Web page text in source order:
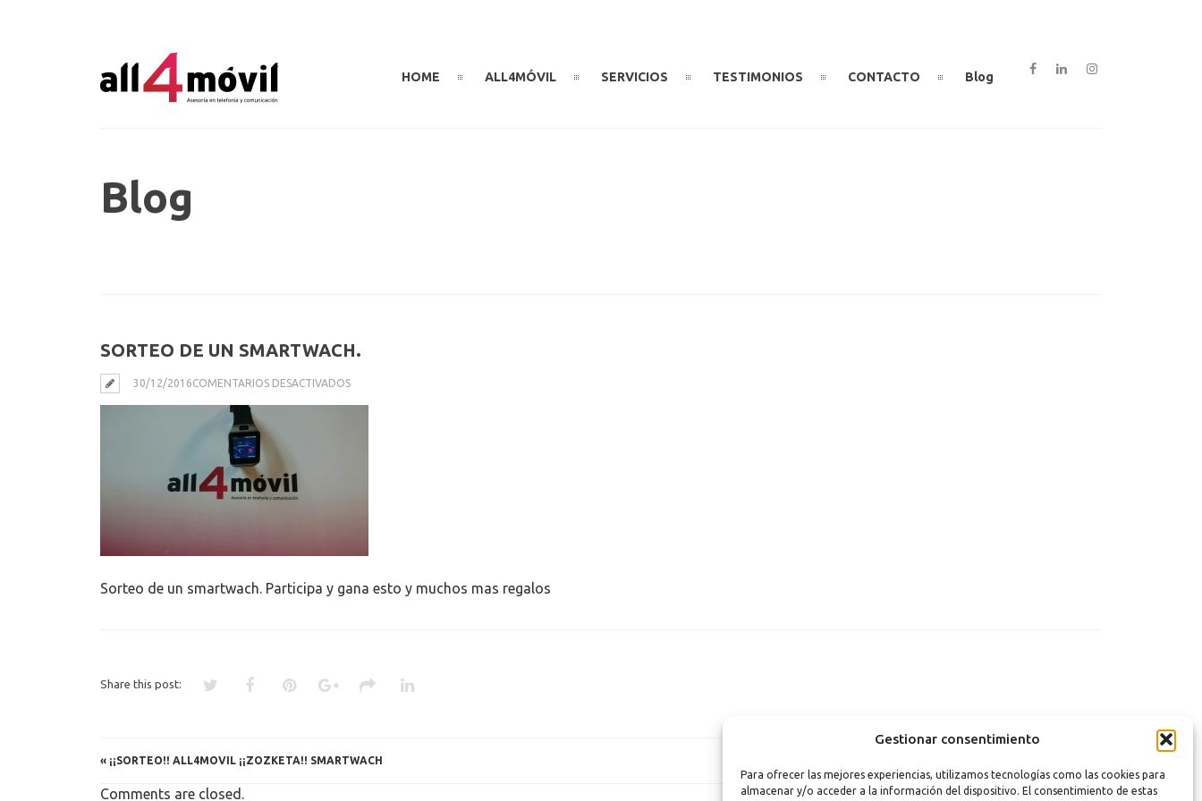
Gestionar consentimiento
Para ofrecer las mejores experiencias, utilizamos tecnologías como las cookies para
almacenar y/o acceder a la información del dispositivo. El consentimiento de estas
HOME ALL4MÓVIL SERVICIOS TESTIMONIOS CONTACTO Blog
Blog
SORTEO DE UN SMARTWACH.
30/12/2016COMENTARIOS DESACTIVADOSEN
Sorteo de un smartwach. Participa y gana esto y muchos mas regalos
Share this post:
« ¡¡SORTEO!! ALL4MOVIL ¡¡ZOZKETA!! SMARTWACH
Comments are closed.